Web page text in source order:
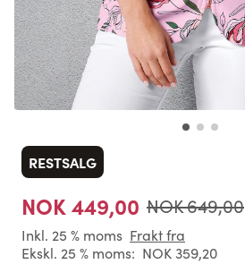
RESTSALG
NOK 449,00 NOK 649,00
Inkl. 25 % moms Frakt fra
Ekskl. 25 % moms: NOK 359,20